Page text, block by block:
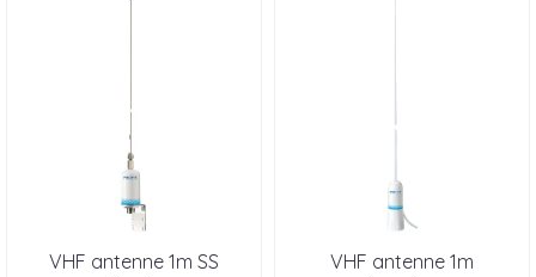
VHF antenne 1m SS
VHF antenne 1m